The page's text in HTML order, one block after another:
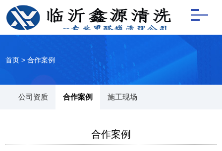
首页 >合作案例
公司资质 合作案例 施工现场
合作案例